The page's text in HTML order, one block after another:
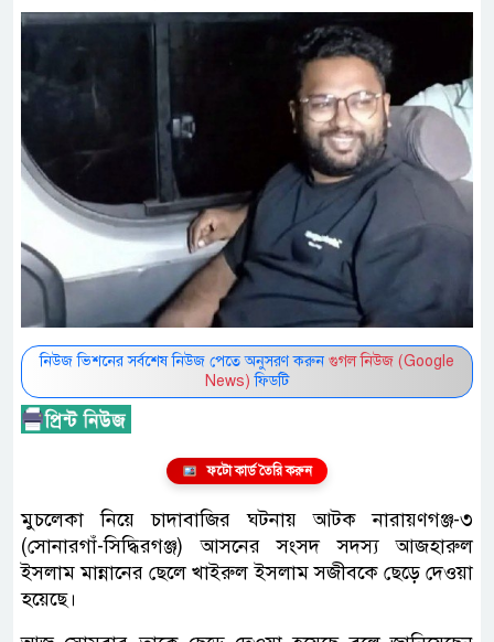
নিউজ ভিশনের সর্বশেষ নিউজ পেতে অনুসরণ করুন গুগল নিউজ (Google
News) ফিডটি
ফটো কার্ড তৈরি করুন
মুচলেকা নিয়ে চাদাবাজির ঘটনায় আটক নারায়ণগঞ্জ-৩
(সোনারগাঁ-সিদ্ধিরগঞ্জ) আসনের সংসদ সদস্য আজহারুল
ইসলাম মান্নানের ছেলে খাইরুল ইসলাম সজীবকে ছেড়ে দেওয়া
হয়েছে।